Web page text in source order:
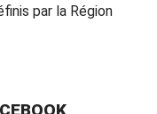
par la Région